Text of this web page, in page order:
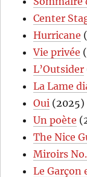
Center
Hurricane
Vie privée
L’Outsider
La Lame
Oui (2025)
Un poète
The Nice
Miroirs
Le Garçon